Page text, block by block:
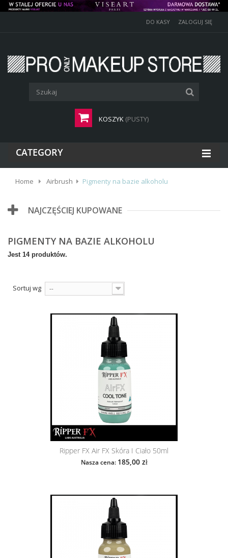
DO KASY ZALOGUJ SIĘ
KOSZYK (PUSTY)
CATEGORY
Home Airbrush Pigmenty na bazie alkoholu
NAJCZĘŚCIEJ KUPOWANE
PIGMENTY NA BAZIE ALKOHOLU
Jest 14 produktów.
Sortuj wg --
Ripper FX Air FX Skóra I Ciało 50ml
Nasza cena: 185,00 zł